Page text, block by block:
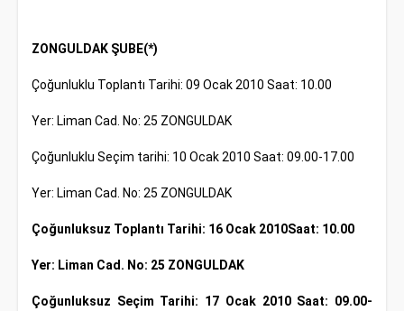
ZONGULDAK ŞUBE(*)
Çoğunluklu Toplantı Tarihi: 09 Ocak 2010 Saat: 10.00
Yer: Liman Cad. No: 25 ZONGULDAK
Çoğunluklu Seçim tarihi: 10 Ocak 2010 Saat: 09.00-17.00
Yer: Liman Cad. No: 25 ZONGULDAK
Çoğunluksuz Toplantı Tarihi: 16 Ocak 2010Saat: 10.00
Yer: Liman Cad. No: 25 ZONGULDAK
Çoğunluksuz Seçim Tarihi: 17 Ocak 2010 Saat: 09.00-